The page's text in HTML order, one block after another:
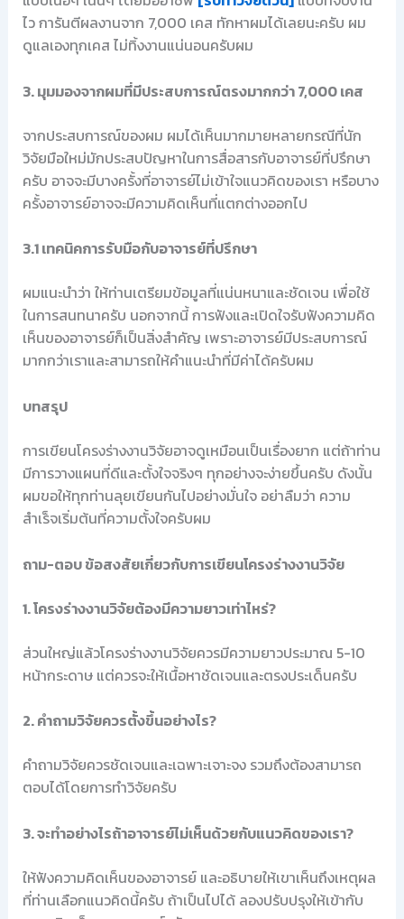
ไว การันตีผลงานจาก 7,000 เคส ทักหาผมได้เลยนะครับ ผม
ดูแลเองทุกเคส ไม่ทิ้งงานแน่นอนครับผม
3. มุมมองจากผมที่มีประสบการณ์ตรงมากกว่า 7,000 เคส
จากประสบการณ์ของผม ผมได้เห็นมากมายหลายกรณีที่นัก
วิจัยมือใหม่มักประสบปัญหาในการสื่อสารกับอาจารย์ที่ปรึกษา
ครับ อาจจะมีบางครั้งที่อาจารย์ไม่เข้าใจแนวคิดของเรา หรือบาง
ครั้งอาจารย์อาจจะมีความคิดเห็นที่แตกต่างออกไป
3.1 เทคนิคการรับมือกับอาจารย์ที่ปรึกษา
ผมแนะนำว่า ให้ท่านเตรียมข้อมูลที่แน่นหนาและชัดเจน เพื่อใช้
ในการสนทนาครับ นอกจากนี้ การฟังและเปิดใจรับฟังความคิด
เห็นของอาจารย์ก็เป็นสิ่งสำคัญ เพราะอาจารย์มีประสบการณ์
มากกว่าเราและสามารถให้คำแนะนำที่มีค่าได้ครับผม
บทสรุป
การเขียนโครงร่างงานวิจัยอาจดูเหมือนเป็นเรื่องยาก แต่ถ้าท่าน
มีการวางแผนที่ดีและตั้งใจจริงๆ ทุกอย่างจะง่ายขึ้นครับ ดังนั้น
ผมขอให้ทุกท่านลุยเขียนกันไปอย่างมั่นใจ อย่าลืมว่า ความ
สำเร็จเริ่มต้นที่ความตั้งใจครับผม
ถาม-ตอบ ข้อสงสัยเกี่ยวกับการเขียนโครงร่างงานวิจัย
1. โครงร่างงานวิจัยต้องมีความยาวเท่าไหร่?
ส่วนใหญ่แล้วโครงร่างงานวิจัยควรมีความยาวประมาณ 5-10
หน้ากระดาษ แต่ควรจะให้เนื้อหาชัดเจนและตรงประเด็นครับ
2. คำถามวิจัยควรตั้งขึ้นอย่างไร?
คำถามวิจัยควรชัดเจนและเฉพาะเจาะจง รวมถึงต้องสามารถ
ตอบได้โดยการทำวิจัยครับ
3. จะทำอย่างไรถ้าอาจารย์ไม่เห็นด้วยกับแนวคิดของเรา?
ให้ฟังความคิดเห็นของอาจารย์ และอธิบายให้เขาเห็นถึงเหตุผล
ที่ท่านเลือกแนวคิดนี้ครับ ถ้าเป็นไปได้ ลองปรับปรุงให้เข้ากับ